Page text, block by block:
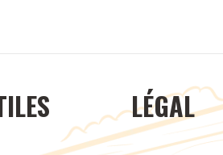
LÉGAL